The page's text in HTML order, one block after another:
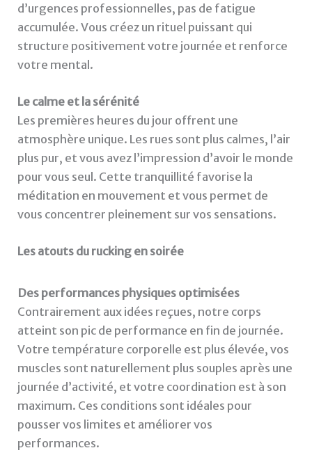
d’urgences professionnelles, pas de fatigue
accumulée. Vous créez un rituel puissant qui
structure positivement votre journée et renforce
votre mental.
Le calme et la sérénité
Les premières heures du jour offrent une
atmosphère unique. Les rues sont plus calmes, l’air
plus pur, et vous avez l’impression d’avoir le monde
pour vous seul. Cette tranquillité favorise la
méditation en mouvement et vous permet de
vous concentrer pleinement sur vos sensations.
Les atouts du rucking en soirée
Des performances physiques optimisées
Contrairement aux idées reçues, notre corps
atteint son pic de performance en fin de journée.
Votre température corporelle est plus élevée, vos
muscles sont naturellement plus souples après une
journée d’activité, et votre coordination est à son
maximum. Ces conditions sont idéales pour
pousser vos limites et améliorer vos
performances.